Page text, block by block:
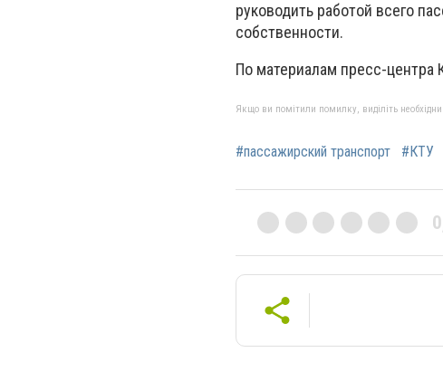
руководить работой всего
собственности.
По материалам пресс-центра
Якщо ви помітили помилку, виділіть
#пассажирский транспорт #КТУ